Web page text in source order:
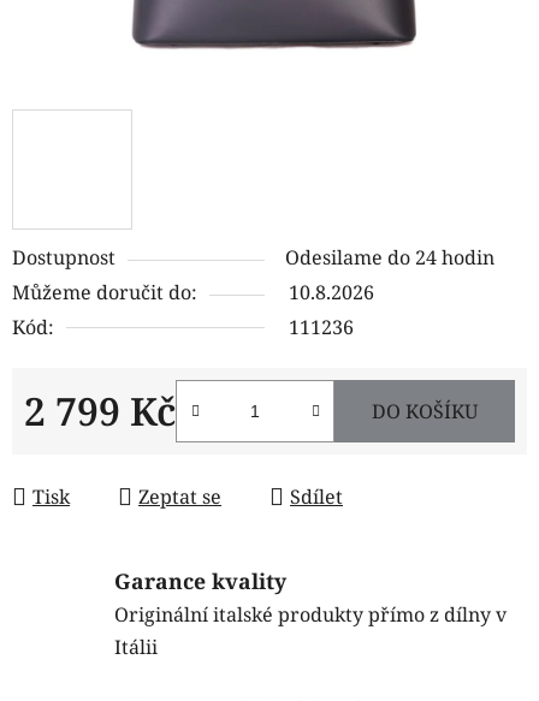
Dostupnost
Odesilame do 24 hodin
Můžeme doručit do:
10.8.2026
Kód:
111236
2 799 Kč DO KOŠÍKU
Tisk Zeptat se Sdílet
Garance kvality
Originální italské produkty přímo z dílny v
Itálii